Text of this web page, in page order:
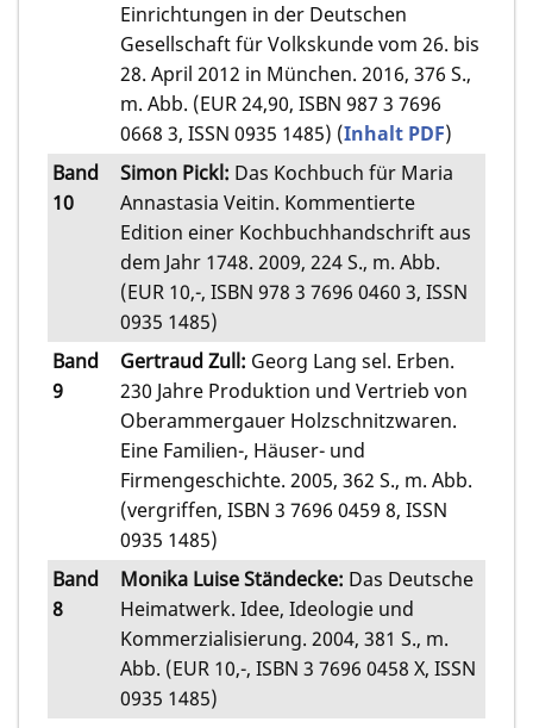
Einrichtungen in der Deutschen
Gesellschaft für Volkskunde vom 26. bis
28. April 2012 in München. 2016, 376 S.,
m. Abb. (EUR 24,90, ISBN 987 3 7696
0668 3, ISSN 0935 1485) (Inhalt PDF)
Band
10
Simon Pickl: Das Kochbuch für Maria
Annastasia Veitin. Kommentierte
Edition einer Kochbuchhandschrift aus
dem Jahr 1748. 2009, 224 S., m. Abb.
(EUR 10,-, ISBN 978 3 7696 0460 3, ISSN
0935 1485)
Band
9
Gertraud Zull: Georg Lang sel. Erben.
230 Jahre Produktion und Vertrieb von
Oberammergauer Holzschnitzwaren.
Eine Familien-, Häuser- und
Firmengeschichte. 2005, 362 S., m. Abb.
(vergriffen, ISBN 3 7696 0459 8, ISSN
0935 1485)
Band
8
Monika Luise Ständecke: Das Deutsche
Heimatwerk. Idee, Ideologie und
Kommerzialisierung. 2004, 381 S., m.
Abb. (EUR 10,-, ISBN 3 7696 0458 X, ISSN
0935 1485)